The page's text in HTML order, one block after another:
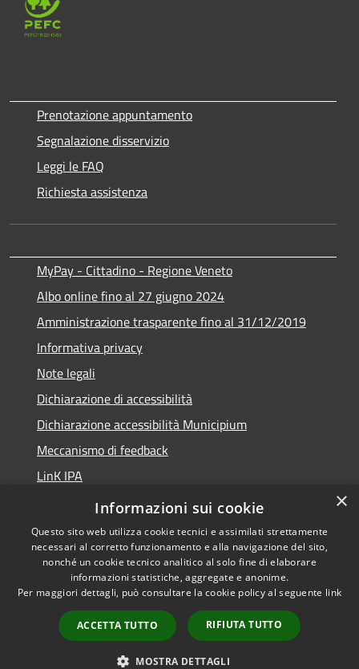
Prenotazione appuntamento
Segnalazione disservizio
Leggi le FAQ
Richiesta assistenza
MyPay - Cittadino - Regione Veneto
Albo online fino al 27 giugno 2024
Amministrazione trasparente fino al 31/12/2019
Informativa privacy
Note legali
Dichiarazione di accessibilità
Dichiarazione accessibilità Municipium
Meccanismo di feedback
LinK IPA
Social media policy
Accessibilità
Copyright © 2026 • Comune di
Calalzo di Cadore • Powered by
Municipium•
Accesso
redazione
×
Informazioni sui cookie
Questo sito web utilizza cookie tecnici e assimilati strettamente
necessari al corretto funzionamento e alla navigazione del sito,
nonché un cookie tecnico analitico al solo fine di elaborare
informazioni statistiche, aggregate e anonime.
Per maggiori dettagli, può consultare la cookie policy al seguente link
ACCETTA TUTTO RIFIUTA TUTTO
MOSTRA DETTAGLI